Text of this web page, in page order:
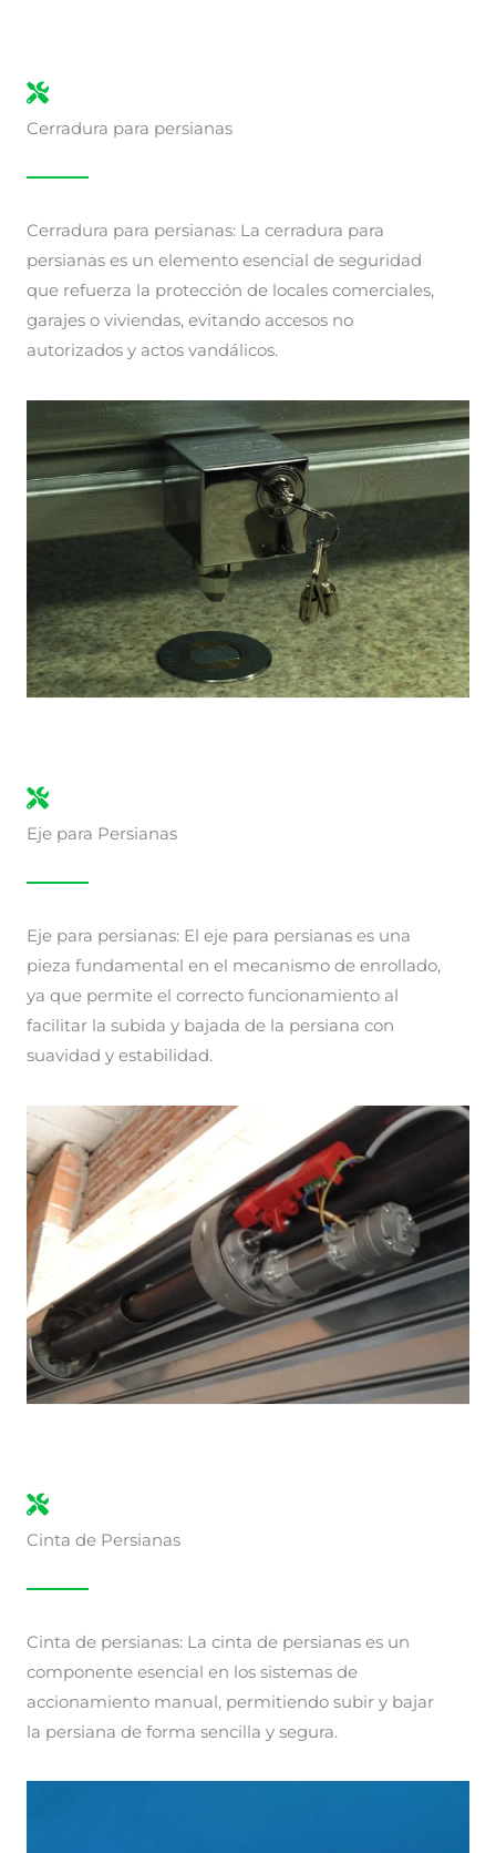
Cerradura para persianas
Cerradura para persianas: La cerradura para
persianas es un elemento esencial de seguridad
que refuerza la protección de locales comerciales,
garajes o viviendas, evitando accesos no
autorizados y actos vandálicos.
Eje para Persianas
Eje para persianas: El eje para persianas es una
pieza fundamental en el mecanismo de enrollado,
ya que permite el correcto funcionamiento al
facilitar la subida y bajada de la persiana con
suavidad y estabilidad.
Cinta de Persianas
Cinta de persianas: La cinta de persianas es un
componente esencial en los sistemas de
accionamiento manual, permitiendo subir y bajar
la persiana de forma sencilla y segura.